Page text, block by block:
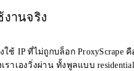
งานจริง
ช้ IP ที่ไม่ถูกบล็อก ProxyScrape คื
าเองวิ่งผ่าน ทั้งพูลแบบ residential